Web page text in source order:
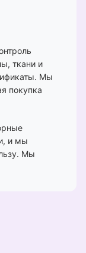
ткани и
Мы
покупка
и мы
Мы